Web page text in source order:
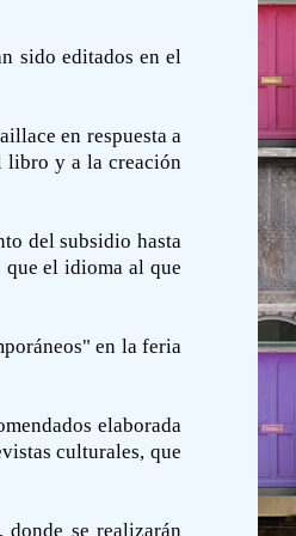
sido editados en el
en respuesta a
libro y a la creación
del subsidio hasta
que el idioma al que
en la feria
elaborada
culturales, que
se realizarán